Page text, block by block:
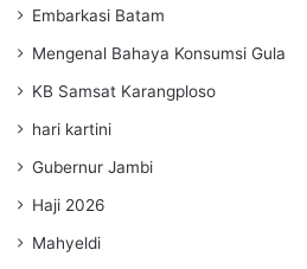
Embarkasi Batam
Mengenal Bahaya Konsumsi Gula
KB Samsat Karangploso
hari kartini
Gubernur Jambi
Haji 2026
Mahyeldi